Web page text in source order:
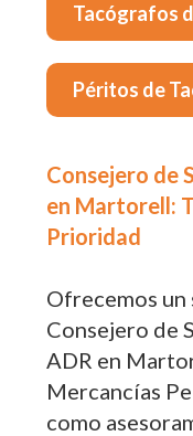
Tacógrafos
Péritos de
Consejero de
en Martorell:
Prioridad
Ofrecemos
Consejero de
ADR en
Mercancías
como